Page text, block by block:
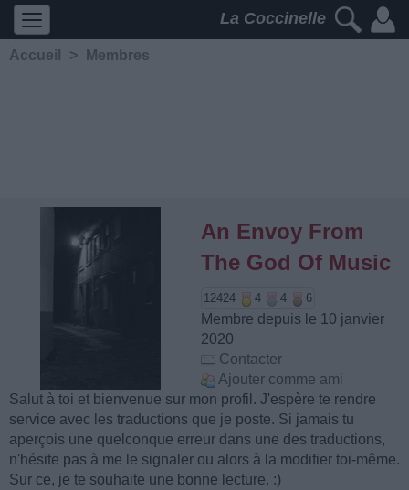
La Coccinelle
Accueil > Membres
An Envoy From
The God Of Music
12424 4 4 6
Membre depuis le 10 janvier
2020
Contacter
Ajouter comme ami
Salut à toi et bienvenue sur mon profil. J'espère te rendre
service avec les traductions que je poste. Si jamais tu
aperçois une quelconque erreur dans une des traductions,
n'hésite pas à me le signaler ou alors à la modifier toi-même.
Sur ce, je te souhaite une bonne lecture. :)